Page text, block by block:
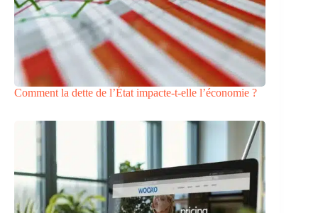
Comment la dette de l’État impacte-t-elle l’économie ?